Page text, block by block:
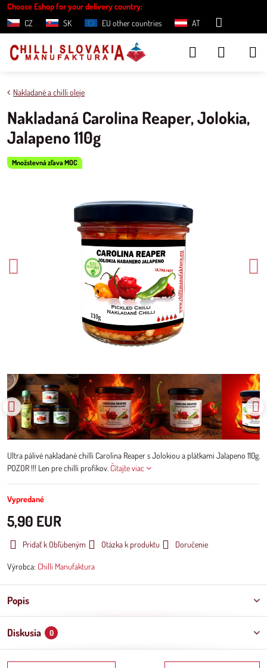
Choose Eshop for your delivery country:
CZ
SK EU other countries AT
Množstevná zľava MOC
Nakladané a chilli oleje
Nakladaná Carolina Reaper, Jolokia,
Jalapeno 110g
Ultra pálivé nakladané chilli Carolina Reaper s Jolokiou a plátkami Jalapeno 110g.
POZOR !!! Len pre chilli profíkov. Čítajte viac
Vypredané
5,90 EUR
Pridať k Obľúbeným Otázka k produktu Doručenie
Výrobca: Chilli Manufaktura
Popis
Diskusia 0